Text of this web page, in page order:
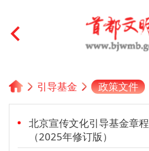
首页
文明创建
文明实践
引导基金 政策文件
北京宣传文化引导基金章程
（2025年修订版）